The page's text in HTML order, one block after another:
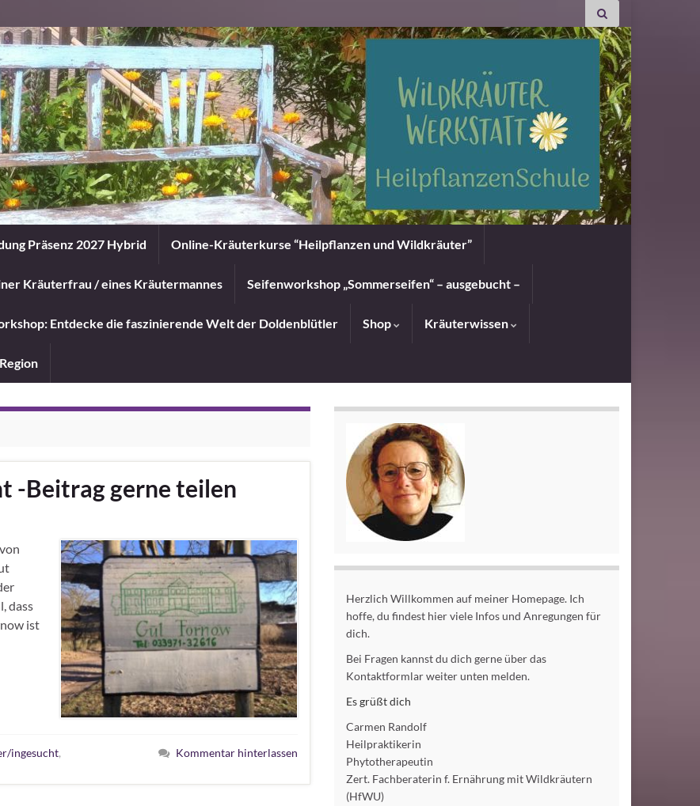
Präsenz 2027 Hybrid Online-Kräuterkurse “Heilpflanzen und Wildkräuter”
Kräuterfrau / eines Kräutermannes Seifenworkshop „Sommerseifen“ – ausgebucht –
Entdecke die faszinierende Welt der Doldenblütler Shop Kräuterwissen
-Beitrag gerne teilen
dass
ist
ingesucht,
Kommentar hinterlassen
Herzlich Willkommen auf meiner Homepage. Ich
hoffe, du findest hier viele Infos und Anregungen für
dich.
Bei Fragen kannst du dich gerne über das
Kontaktformlar weiter unten melden.
Es grüßt dich
Carmen Randolf
Heilpraktikerin
Phytotherapeutin
Zert. Fachberaterin f. Ernährung mit Wildkräutern
(HfWU)